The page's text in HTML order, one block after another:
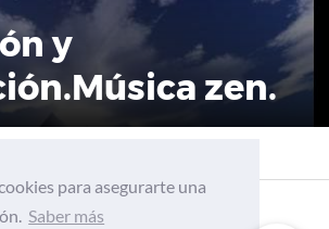
y
zen.
para asegurarte una
Saber más